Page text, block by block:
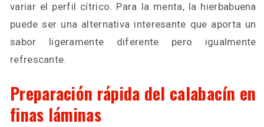
variar el perfil cítrico. Para la menta, la hierbabuena
puede ser una alternativa interesante que aporta un
sabor ligeramente diferente pero igualmente
refrescante.
Preparación rápida del calabacín en
finas láminas